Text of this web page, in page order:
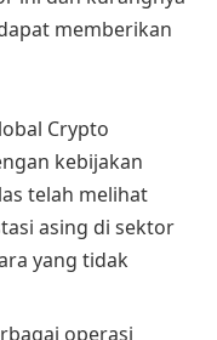
memberikan
Crypto
kebijakan
telah melihat
asing di sektor
yang tidak
operasi